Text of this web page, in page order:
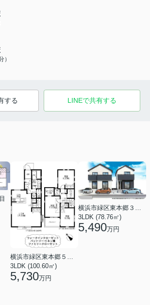
）
する LINEで共有する
横浜市緑区東本郷５丁目
3LDK (100.60㎡)
5,730万円
3LDK (78.76㎡)
5,490万円